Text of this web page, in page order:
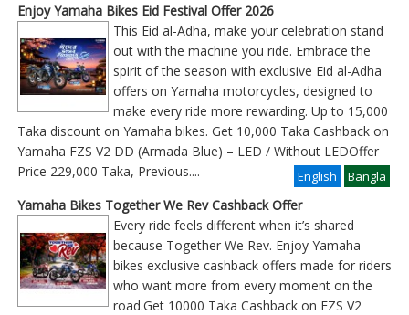
Enjoy Yamaha Bikes Eid Festival Offer 2026
This Eid al-Adha, make your celebration stand
out with the machine you ride. Embrace the
spirit of the season with exclusive Eid al-Adha
offers on Yamaha motorcycles, designed to
make every ride more rewarding. Up to 15,000
Taka discount on Yamaha bikes. Get 10,000 Taka Cashback on
Yamaha FZS V2 DD (Armada Blue) – LED / Without LEDOffer
Price 229,000 Taka, Previous
Bangla
.... English
Yamaha Bikes Together We Rev Cashback Offer
Every ride feels different when it’s shared
because Together We Rev. Enjoy Yamaha
bikes exclusive cashback offers made for riders
who want more from every moment on the
road.Get 10000 Taka Cashback on FZS V2